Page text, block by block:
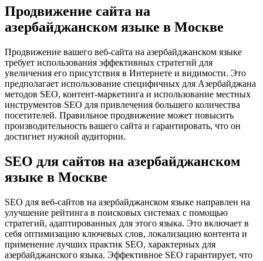
Продвижение сайта на
азербайджанском языке в Москве
Продвижение вашего веб-сайта на азербайджанском языке
требует использования эффективных стратегий для
увеличения его присутствия в Интернете и видимости. Это
предполагает использование специфичных для Азербайджана
методов SEO, контент-маркетинга и использование местных
инструментов SEO для привлечения большего количества
посетителей. Правильное продвижение может повысить
производительность вашего сайта и гарантировать, что он
достигнет нужной аудитории.
SEO для сайтов на азербайджанском
языке в Москве
SEO для веб-сайтов на азербайджанском языке направлен на
улучшение рейтинга в поисковых системах с помощью
стратегий, адаптированных для этого языка. Это включает в
себя оптимизацию ключевых слов, локализацию контента и
применение лучших практик SEO, характерных для
азербайджанского языка. Эффективное SEO гарантирует, что